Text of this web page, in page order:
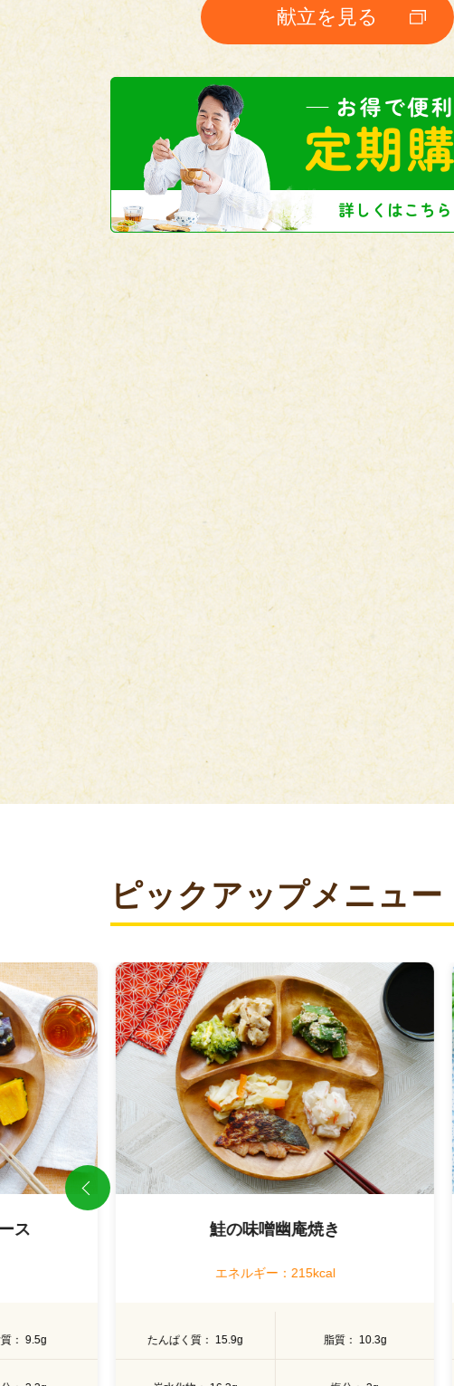
献立を見る
ピックアップメニュー
ス
9.5g
鮭の味噌幽庵焼き
エネルギー：215kcal
たんぱく質 15.9g 脂質 10.3g